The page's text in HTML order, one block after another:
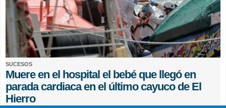
SUCESOS
Muere en el hospital el bebé que llegó en
parada cardiaca en el último cayuco de El
Hierro